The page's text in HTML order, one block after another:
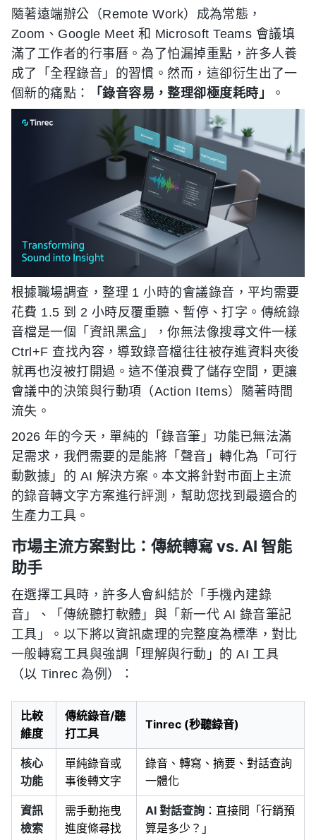
隨著遠端辦公（Remote Work）成為常態，
Zoom、Google Meet 和 Microsoft Teams 會議填
滿了工作者的行事曆。為了怕漏掉重點，許多人養
成了「全程錄音」的習慣。然而，這卻衍生出了一
個新的痛點：
「錄音容易，整理卻極度耗時」 。
根據職場調查，整理 1 小時的會議錄音，平均需要
花費 1.5 到 2 小時反覆重聽、暫停、打字。傳統錄
音檔是一個「資訊黑盒」，你無法像搜尋文件一樣
Ctrl+F 查找內容，導致錄音檔往往被存進資料夾後
就再也沒被打開過。這不僅浪費了儲存空間，更讓
會議中的決策與行動項（Action Items）隨著時間
流失。
2026 年的今天，單純的「錄音筆」功能已無法滿
足需求，我們需要的是能將「聲音」轉化為「可行
動數據」的 AI 解決方案。本文將針對市面上主流
的錄音轉文字方案進行評測，幫助您找到最適合的
生產力工具。
市場主流方案對比：傳統轉寫 vs. AI 智能
助手
在選擇工具時，許多人會糾結於「手機內建錄
音」、「傳統聽打軟體」與「新一代 AI 錄音筆記
工具」。以下將以資訊處理的完整度為標準，對比
一般轉寫工具與強調「理解與行動」的 AI 工具
（以 Tinrec 為例）：
比較
維度
傳統錄音/聽
打工具
Tinrec (秒聽錄音)
核心
功能
單純錄音或
事後轉文字
錄音、轉寫、摘要、對話查詢
一體化
資訊
檢索
需手動拖曳
進度條尋找
AI 對話查詢 ：直接問「行銷預
算是多少？」